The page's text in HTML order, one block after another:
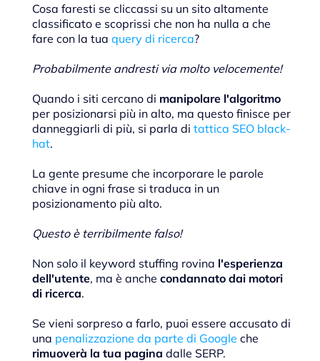
Cosa faresti se cliccassi su un sito altamente
classificato e scoprissi che non ha nulla a che
fare con la tua query di ricerca?
Probabilmente andresti via molto velocemente!
Quando i siti cercano di manipolare l'algoritmo
per posizionarsi più in alto, ma questo finisce per
danneggiarli di più, si parla di tattica SEO black-
hat.
La gente presume che incorporare le parole
chiave in ogni frase si traduca in un
posizionamento più alto.
Questo è terribilmente falso!
Non solo il keyword stuffing rovina l'esperienza
dell'utente, ma è anche condannato dai motori
di ricerca.
Se vieni sorpreso a farlo, puoi essere accusato di
una penalizzazione da parte di Google che
rimuoverà la tua pagina dalle SERP.